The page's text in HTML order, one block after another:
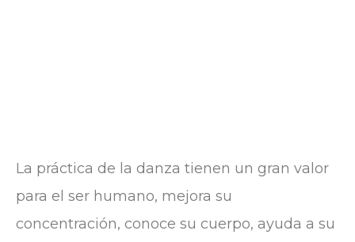
La práctica de la danza tienen un gran valor
para el ser humano, mejora su
concentración, conoce su cuerpo, ayuda a su